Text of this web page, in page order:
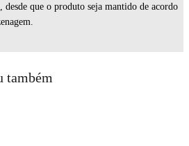
desde que o produto seja mantido de acordo
também